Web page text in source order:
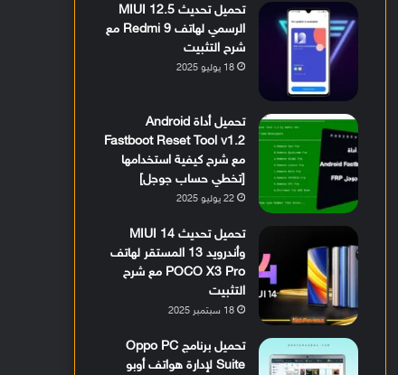
تحميل تحديث MIUI 12.5
الرسمي لهاتف Redmi 9 مع
شرح التثبيت
18 يوليو 2025
تحميل أداة Android
Fastboot Reset Tool v1.2
مع شرح كيفية استخدامها
[تخطي حساب جوجل]
22 يوليو 2025
تحميل تحديث MIUI 14
وأندرويد 13 المستقر لهاتف
POCO X3 Pro مع شرح
التثبيت
18 سبتمبر 2025
تحميل برنامج Oppo PC
Suite لإدارة هواتف أوبو